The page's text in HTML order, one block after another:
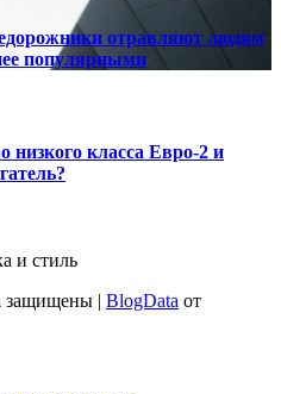
отравляют людям
популярными
низкого класса Евро-2 и
и стиль
защищены | BlogData от